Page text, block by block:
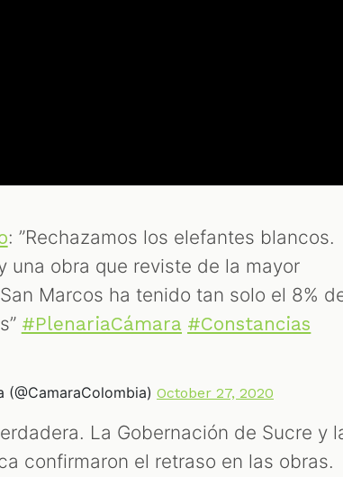
: ”Rechazamos los elefantes blancos.
una obra que reviste de la mayor
Marcos ha tenido tan solo el 8%
#PlenariaCámara #Constancias
October 27, 2020
La Gobernación de Sucre y
confirmaron el retraso en las obras.